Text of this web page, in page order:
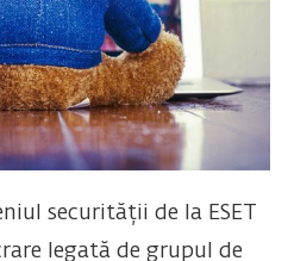
securității de la ESET
legată de grupul de